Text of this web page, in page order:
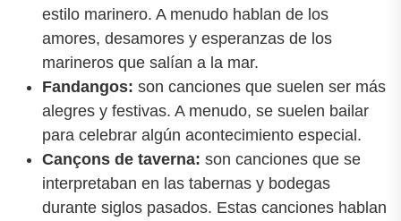
estilo marinero. A menudo hablan de los
amores, desamores y esperanzas de los
marineros que salían a la mar.
Fandangos: son canciones que suelen ser más
alegres y festivas. A menudo, se suelen bailar
para celebrar algún acontecimiento especial.
Cançons de taverna: son canciones que se
interpretaban en las tabernas y bodegas
durante siglos pasados. Estas canciones hablan